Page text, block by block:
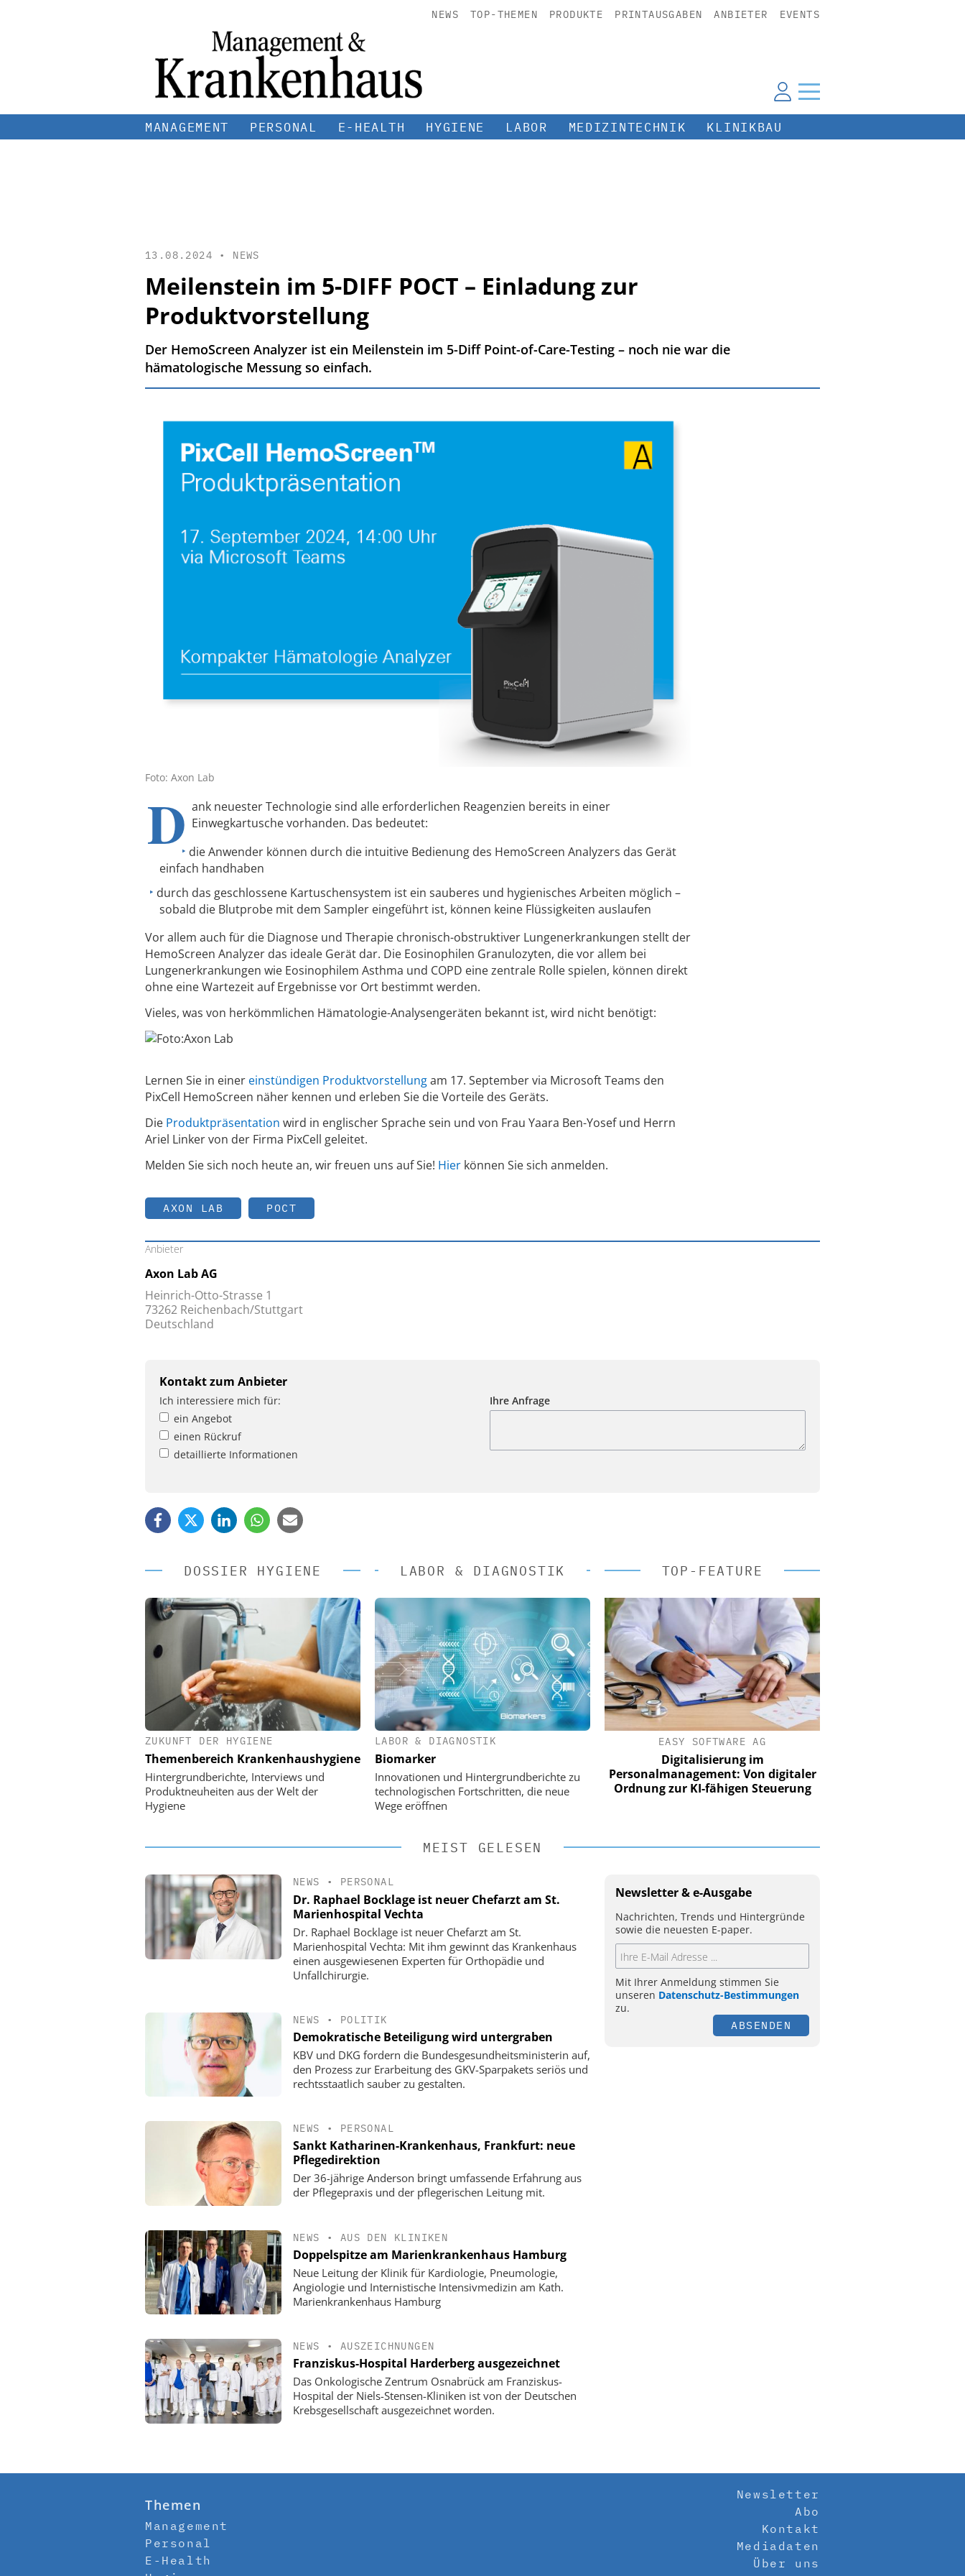
NEWS TOP-THEMEN PRODUKTE PRINTAUSGABEN ANBIETER EVENTS
MANAGEMENT PERSONAL E-HEALTH HYGIENE LABOR MEDIZINTECHNIK KLINIKBAU
13.08.2024 • NEWS
Meilenstein im 5-DIFF POCT – Einladung zur
Produktvorstellung
Der HemoScreen Analyzer ist ein Meilenstein im 5-Diff Point-of-Care-Testing – noch nie war die
hämatologische Messung so einfach.
Foto: Axon Lab
D ank neuester Technologie sind alle erforderlichen Reagenzien bereits in einer
Einwegkartusche vorhanden. Das bedeutet:
die Anwender können durch die intuitive Bedienung des HemoScreen Analyzers das Gerät
einfach handhaben
durch das geschlossene Kartuschensystem ist ein sauberes und hygienisches Arbeiten möglich –
sobald die Blutprobe mit dem Sampler eingeführt ist, können keine Flüssigkeiten auslaufen
Vor allem auch für die Diagnose und Therapie chronisch-obstruktiver Lungenerkrankungen stellt der
HemoScreen Analyzer das ideale Gerät dar. Die Eosinophilen Granulozyten, die vor allem bei
Lungenerkrankungen wie Eosinophilem Asthma und COPD eine zentrale Rolle spielen, können direkt
ohne eine Wartezeit auf Ergebnisse vor Ort bestimmt werden.
Vieles, was von herkömmlichen Hämatologie-Analysengeräten bekannt ist, wird nicht benötigt:
Lernen Sie in einer einstündigen Produktvorstellungam 17. September via Microsoft Teams den
PixCell HemoScreen näher kennen und erleben Sie die Vorteile des Geräts.
Die Produktpräsentation wird in englischer Sprache sein und von Frau Yaara Ben-Yosef und Herrn
Ariel Linker von der Firma PixCell geleitet.
Melden Sie sich noch heute an, wir freuen uns auf Sie! Hier können Sie sich anmelden.
AXON LAB POCT
Anbieter
Axon Lab AG
Heinrich-Otto-Strasse 1
73262 Reichenbach/Stuttgart
Deutschland
Kontakt zum Anbieter
Ich interessiere mich für:
ein Angebot
einen Rückruf
detaillierte Informationen
Ihre Anfrage
DOSSIER HYGIENE
ZUKUNFT DER HYGIENE
Themenbereich Krankenhaushygiene
Hintergrundberichte, Interviews und
Produktneuheiten aus der Welt der
Hygiene
LABOR & DIAGNOSTIK
LABOR & DIAGNOSTIK
Biomarker
Innovationen und Hintergrundberichte zu
technologischen Fortschritten, die neue
Wege eröffnen
TOP-FEATURE
EASY SOFTWARE AG
Digitalisierung im
Personalmanagement: Von digitaler
Ordnung zur KI-fähigen Steuerung
Personalmanagement: Von digitaler
Ordnung zur KI-fähigen Steuerung
EASY SOFTWARE AG
Digitalisierung im
Personalmanagement: Von digitaler
Ordnung zur KI-fähigen Steuerung
MEIST GELESEN
NEWS • PERSONAL
Dr. Raphael Bocklage ist neuer Chefarzt am St.
Marienhospital Vechta
Dr. Raphael Bocklage ist neuer Chefarzt am St.
Marienhospital Vechta: Mit ihm gewinnt das Krankenhaus
einen ausgewiesenen Experten für Orthopädie und
Unfallchirurgie.
NEWS • POLITIK
Demokratische Beteiligung wird untergraben
KBV und DKG fordern die Bundesgesundheitsministerin auf,
den Prozess zur Erarbeitung des GKV-Sparpakets seriös und
rechtsstaatlich sauber zu gestalten.
NEWS • PERSONAL
Sankt Katharinen-Krankenhaus, Frankfurt: neue
Pflegedirektion
Der 36-jährige Anderson bringt umfassende Erfahrung aus
der Pflegepraxis und der pflegerischen Leitung mit.
NEWS • AUS DEN KLINIKEN
Doppelspitze am Marienkrankenhaus Hamburg
Neue Leitung der Klinik für Kardiologie, Pneumologie,
Angiologie und Internistische Intensivmedizin am Kath.
Marienkrankenhaus Hamburg
NEWS • AUSZEICHNUNGEN
Franziskus-Hospital Harderberg ausgezeichnet
Das Onkologische Zentrum Osnabrück am Franziskus-
Hospital der Niels-Stensen-Kliniken ist von der Deutschen
Krebsgesellschaft ausgezeichnet worden.
Newsletter & e-Ausgabe
Nachrichten, Trends und Hintergründe
sowie die neuesten E-paper.
Mit Ihrer Anmeldung stimmen Sie
unseren Datenschutz-Bestimmungen
zu.
ABSENDEN
Themen
Management
Personal
E-Health
Newsletter
Abo
Kontakt
Mediadaten
Über uns